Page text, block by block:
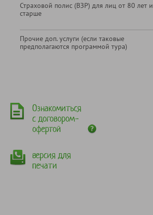
Страховой полис (ВЗР) для лиц от 80 лет и
старше
Прочие доп. услуги (если таковые
предполагаются программой тура)
Ознакомиться
с договором-
офертой
версия для
печати